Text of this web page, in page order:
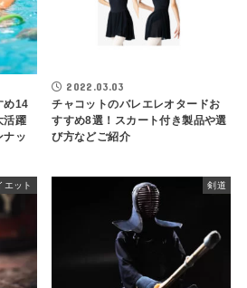
め14
活躍
ナッ
2022.03.03
チャコットのバレエレオタードお
すすめ8選！スカート付き製品や選
び方などご紹介
エット 剣道